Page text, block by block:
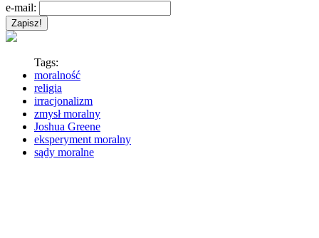
e-mail:
Tags:
moralność
religia
irracjonalizm
zmysł moralny
Joshua Greene
eksperyment moralny
sądy moralne